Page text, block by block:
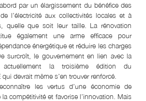
par un élargissement du bénéfice des
l’électricité aux collectivités locales et à
quelle que soit leur taille. La rénovation
également une arme efficace pour
énergétique et réduire les charges
surcroît, le gouvernement en lien avec la
actuellement la troisième édition du
devrait même s’en trouver renforcé.
les vertus d’une économie de
compétitivité et favorise l’innovation. Mais